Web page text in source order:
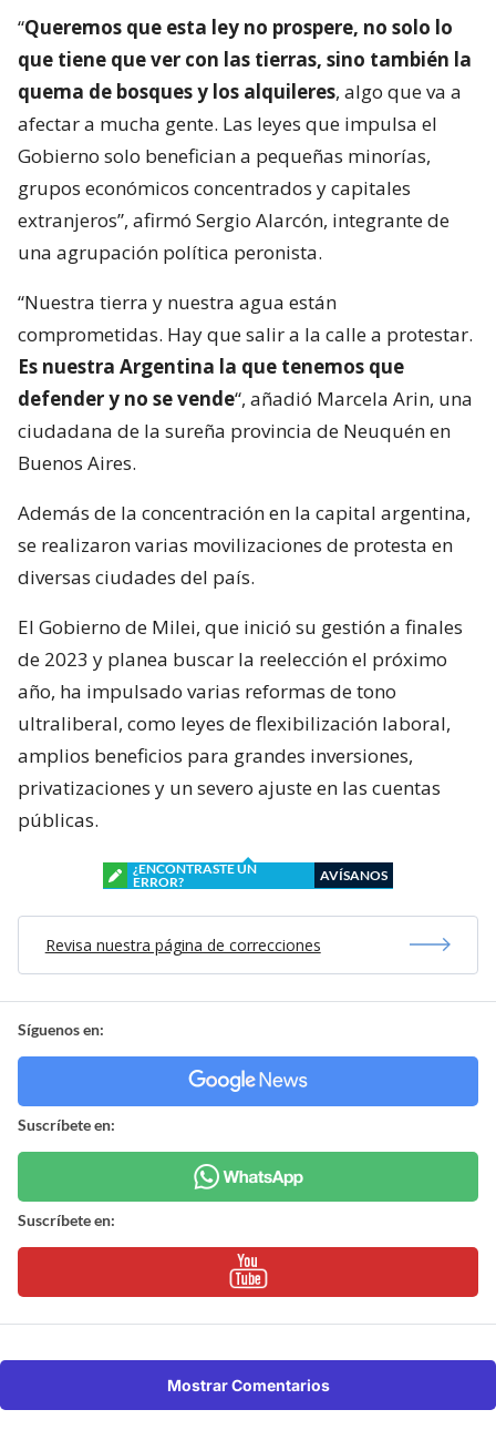
“Queremos que esta ley no prospere, no solo lo
que tiene que ver con las tierras, sino también la
quema de bosques y los alquileres, algo que va a
afectar a mucha gente. Las leyes que impulsa el
Gobierno solo benefician a pequeñas minorías,
grupos económicos concentrados y capitales
extranjeros”, afirmó Sergio Alarcón, integrante de
una agrupación política peronista.
“Nuestra tierra y nuestra agua están
comprometidas. Hay que salir a la calle a protestar.
Es nuestra Argentina la que tenemos que
defender y no se vende“, añadió Marcela Arin, una
ciudadana de la sureña provincia de Neuquén en
Buenos Aires.
Además de la concentración en la capital argentina,
se realizaron varias movilizaciones de protesta en
diversas ciudades del país.
El Gobierno de Milei, que inició su gestión a finales
de 2023 y planea buscar la reelección el próximo
año, ha impulsado varias reformas de tono
ultraliberal, como leyes de flexibilización laboral,
amplios beneficios para grandes inversiones,
privatizaciones y un severo ajuste en las cuentas
públicas.
¿ENCONTRASTE UN
ERROR?
AVÍSANOS
Revisa nuestra página de correcciones
Síguenos en:
Suscríbete en:
Suscríbete en:
Mostrar Comentarios